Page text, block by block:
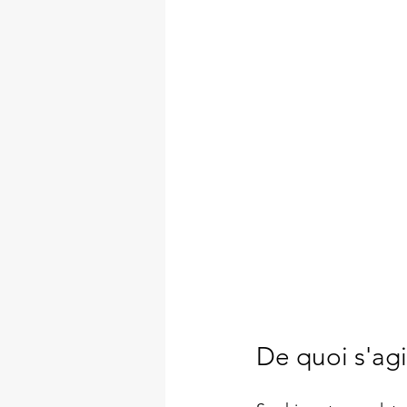
De quoi